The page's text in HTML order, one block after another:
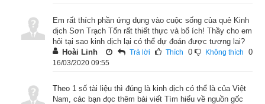
giải quẻ kinh dịch
Sơn Trạch Tổn: “Tổn” có nghĩa là
“giảm”, “hao tổn”, tổn nội ích ngoại, vì thế nó có hình tượng
Em rất thích phần ứng dụng vào cuộc sống của quẻ Kinh
dịch Sơn Trạch Tổn rất thiết thực và bổ ích! Thầy cho em
hỏi tại sao kinh dịch lại có thể dự đoán được tương lai?
Hoài Linh
Trả lời Thích 0 Không thích 0
16/03/2020 09:55
Theo 1 số tài liệu thì đúng là kinh dịch có thể là của Việt
Nam, các bạn đọc thêm bài viết Tìm hiểu về nguồn gốc